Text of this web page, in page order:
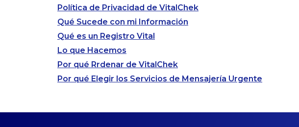
Política de Privacidad de VitalChek
Qué Sucede con mi Información
Qué es un Registro Vital
Lo que Hacemos
Por qué Rrdenar de VitalChek
Por qué Elegir los Servicios de Mensajería Urgente